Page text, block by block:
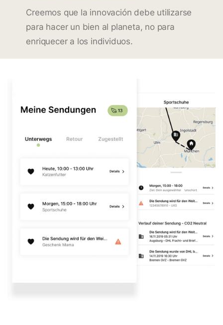
Creemos que la innovación debe utilizarse
para hacer un bien al planeta, no para
enriquecer a los individuos.